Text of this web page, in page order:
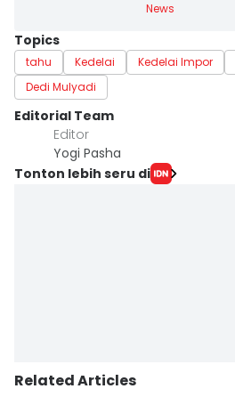
News
Topics
tahu Kedelai Kedelai Impor
Dedi Mulyadi
Editorial Team
Editor
Yogi Pasha
Tonton lebih seru di
Related Articles